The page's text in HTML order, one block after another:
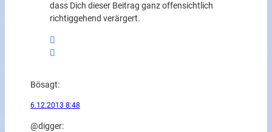
dass Dich dieser Beitrag ganz offensichtlich
richtiggehend verärgert.
Bösagt:
6.12.2013 8:48
@digger: